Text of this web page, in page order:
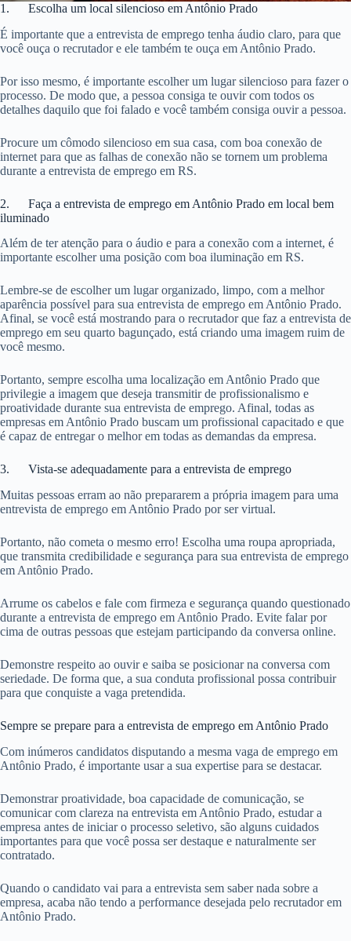
1. Escolha um local silencioso em Antônio Prado
É importante que a entrevista de emprego tenha áudio claro, para que
você ouça o recrutador e ele também te ouça em Antônio Prado.
Por isso mesmo, é importante escolher um lugar silencioso para fazer o
processo. De modo que, a pessoa consiga te ouvir com todos os
detalhes daquilo que foi falado e você também consiga ouvir a pessoa.
Procure um cômodo silencioso em sua casa, com boa conexão de
internet para que as falhas de conexão não se tornem um problema
durante a entrevista de emprego em RS.
2. Faça a entrevista de emprego em Antônio Prado em local bem
iluminado
Além de ter atenção para o áudio e para a conexão com a internet, é
importante escolher uma posição com boa iluminação em RS.
Lembre-se de escolher um lugar organizado, limpo, com a melhor
aparência possível para sua entrevista de emprego em Antônio Prado.
Afinal, se você está mostrando para o recrutador que faz a entrevista de
emprego em seu quarto bagunçado, está criando uma imagem ruim de
você mesmo.
Portanto, sempre escolha uma localização em Antônio Prado que
privilegie a imagem que deseja transmitir de profissionalismo e
proatividade durante sua entrevista de emprego. Afinal, todas as
empresas em Antônio Prado buscam um profissional capacitado e que
é capaz de entregar o melhor em todas as demandas da empresa.
3. Vista-se adequadamente para a entrevista de emprego
Muitas pessoas erram ao não prepararem a própria imagem para uma
entrevista de emprego em Antônio Prado por ser virtual.
Portanto, não cometa o mesmo erro! Escolha uma roupa apropriada,
que transmita credibilidade e segurança para sua entrevista de emprego
em Antônio Prado.
Arrume os cabelos e fale com firmeza e segurança quando questionado
durante a entrevista de emprego em Antônio Prado. Evite falar por
cima de outras pessoas que estejam participando da conversa online.
Demonstre respeito ao ouvir e saiba se posicionar na conversa com
seriedade. De forma que, a sua conduta profissional possa contribuir
para que conquiste a vaga pretendida.
Sempre se prepare para a entrevista de emprego em Antônio Prado
Com inúmeros candidatos disputando a mesma vaga de emprego em
Antônio Prado, é importante usar a sua expertise para se destacar.
Demonstrar proatividade, boa capacidade de comunicação, se
comunicar com clareza na entrevista em Antônio Prado, estudar a
empresa antes de iniciar o processo seletivo, são alguns cuidados
importantes para que você possa ser destaque e naturalmente ser
contratado.
Quando o candidato vai para a entrevista sem saber nada sobre a
empresa, acaba não tendo a performance desejada pelo recrutador em
Antônio Prado.